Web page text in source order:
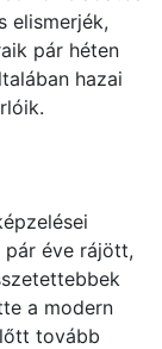
elismerjék,
pár héten
hazai
pár éve rájött,
a modern
tovább